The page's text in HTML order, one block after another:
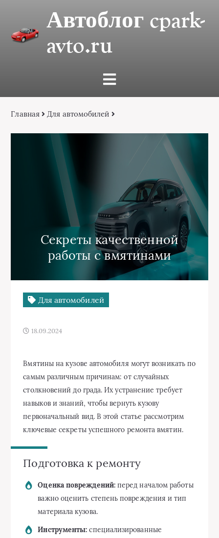
Автоблог cpark-
avto.ru
Главная Для автомобилей
Секреты качественной
работы с вмятинами
Для автомобилей
18.09.2024
Вмятины на кузове автомобиля могут возникать по
самым различным причинам: от случайных
столкновений до града. Их устранение требует
навыков и знаний, чтобы вернуть кузову
первоначальный вид. В этой статье рассмотрим
ключевые секреты успешного ремонта вмятин.
Подготовка к ремонту
Оценка повреждений:перед началом работы
важно оценить степень повреждения и тип
материала кузова.
Инструменты: специализированные